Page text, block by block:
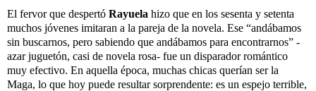
El fervor que despertó Rayuela hizo que en los sesenta y setenta
muchos jóvenes imitaran a la pareja de la novela. Ese “andábamos
sin buscarnos, pero sabiendo que andábamos para encontrarnos” -
azar juguetón, casi de novela rosa- fue un disparador romántico
muy efectivo. En aquella época, muchas chicas querían ser la
Maga, lo que hoy puede resultar sorprendente: es un espejo terrible,